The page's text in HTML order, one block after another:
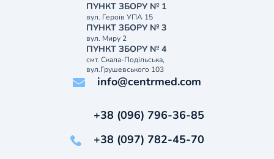
ПУНКТ ЗБОРУ № 1
вул. Героїв УПА 15
ПУНКТ ЗБОРУ № 3
вул. Миру 2
ПУНКТ ЗБОРУ № 4
смт. Скала-Подільська,
вул.Грушевського 103
info@centrmed.com
+38 (096) 796-36-85
+38 (097) 782-45-70